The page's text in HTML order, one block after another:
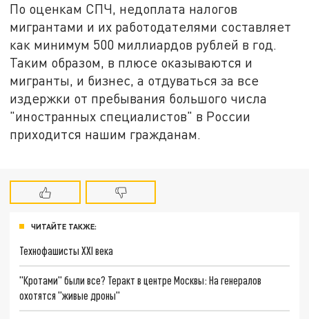
По оценкам СПЧ, недоплата налогов
мигрантами и их работодателями составляет
как минимум 500 миллиардов рублей в год.
Таким образом, в плюсе оказываются и
мигранты, и бизнес, а отдуваться за все
издержки от пребывания большого числа
"иностранных специалистов" в России
приходится нашим гражданам.
ЧИТАЙТЕ ТАКЖЕ:
Технофашисты XXI века
"Кротами" были все? Теракт в центре Москвы: На генералов
охотятся "живые дроны"